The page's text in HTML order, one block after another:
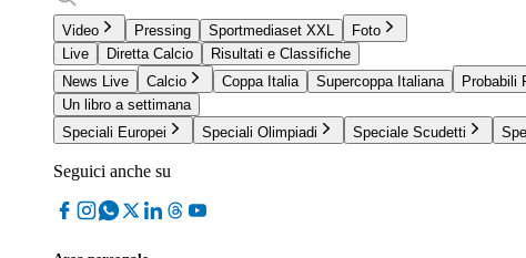
Video Pressing Sportmediaset XXL
Foto
Live
Diretta Calcio
Risultati e Classifiche
News Live
Calcio Coppa Italia Supercoppa Italiana Probabili
Un libro a settimana
Speciali Europei
Speciali Olimpiadi Speciale Scudetti
Seguici anche su